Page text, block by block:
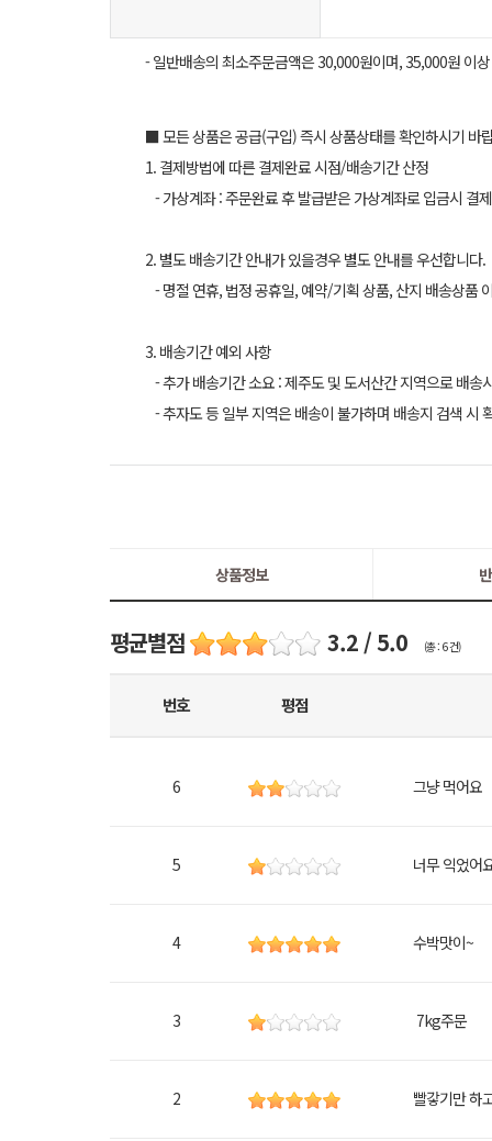
- 일반배송의 최소주문금액은 30,000원이며, 35,000원 이
■ 모든 상품은 공급(구입) 즉시 상품상태를 확인하시기 바
1. 결제방법에 따른 결제완료 시점/배송기간 산정
- 가상계좌 : 주문완료 후 발급받은 가상계좌로 입금시
2. 별도 배송기간 안내가 있을경우 별도 안내를 우선합니다.
- 명절 연휴, 법정 공휴일, 예약/기획 상품, 산지 배송상품
3. 배송기간 예외 사항
- 추가 배송기간 소요 : 제주도 및 도서산간 지역으로 배
- 추자도 등 일부 지역은 배송이 불가하며 배송지 검색 시
상품정보
평균별점 3.2 / 5.0 (총 : 6 건)
번호 평점
6 그냥 먹어요
5 너무 익었어
4 수박맛이~
3 7kg주문
2 빨갛기만 하